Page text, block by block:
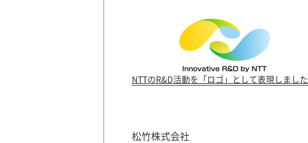
NTTのR&D活動を「ロゴ」として表現しました
松竹株式会社